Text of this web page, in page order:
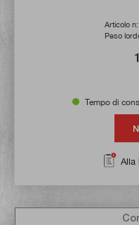
Articolo n:
Peso
Tempo di
Alla